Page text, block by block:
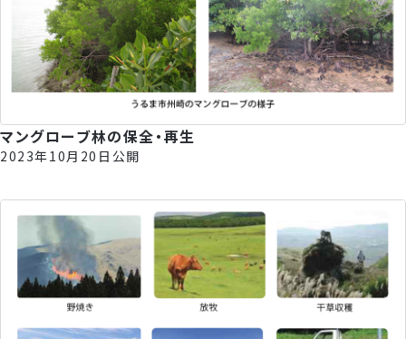
マングローブ林の保全・再生
2023年10月20日公開